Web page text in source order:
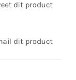
dit product
dit product